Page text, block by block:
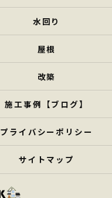
水回り
屋根
改築
施工事例【ブログ】
プライバシーポリシー
サイトマップ